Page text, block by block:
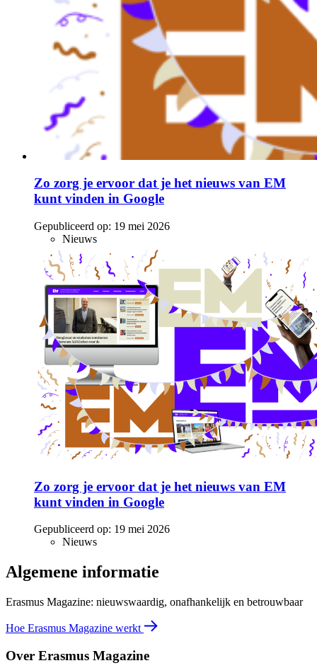
Zo zorg je ervoor dat je het nieuws van EM
kunt vinden in Google
Gepubliceerd op: 19 mei 2026
Nieuws
Zo zorg je ervoor dat je het nieuws van EM
kunt vinden in Google
Gepubliceerd op: 19 mei 2026
Nieuws
Algemene informatie
Erasmus Magazine: nieuwswaardig, onafhankelijk en betrouwbaar
Hoe Erasmus Magazine werkt
Over Erasmus Magazine